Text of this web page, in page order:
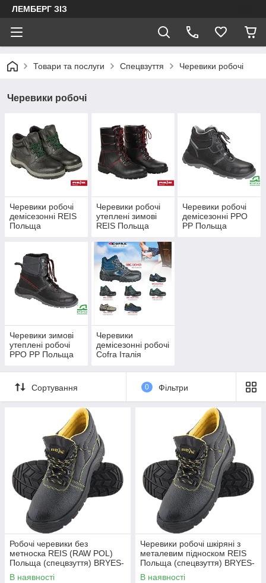
ЛЕМБЕРГ ЗІЗ
Товари та послуги Спецвзуття Черевики робочі
Черевики робочі
Черевики робочі
демісезонні REIS
Польща
Черевики робочі
утеплені зимові
REIS Польща
Черевики робочі
демісезонні PPO
PP Польща
Черевики зимові
утеплені робочі
PPO PP Польща
Черевики
демісезонні робочі
Cofra Італія
Сортування 0 Фільтри
Робочі черевики без
метноска REIS (RAW POL)
Польща (спецвзуття) BRYES-
T-OB
В наявності
Черевики робочі шкіряні з
металевим підноском REIS
Польща (спецвзуття) BRYES-
T-SB
В наявності